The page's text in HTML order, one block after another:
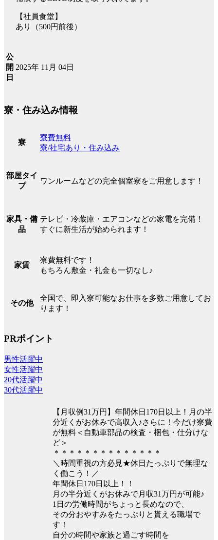
【社員食堂】
あり（500円前後）
公
開
日
2025年 11月 04日
寮・住み込み情報
寮
寮費無料
寮/社宅あり・住み込み
部屋タイ
プ
ワンルームなどの完全個室寮をご用意します！
家具・備
品
テレビ・冷蔵庫・エアコンなどの家電を完備！
すぐに新生活が始められます！
家賃
寮費無料です！
もちろん敷金・礼金も一切なし♪
その他
全国で、即入寮可能なお仕事を多数ご用意してお
ります！
PRポイント
男性活躍中
女性活躍中
20代活躍中
30代活躍中
【月収例31万円】年間休日170日以上！月の半
分近くがお休みで高収入♪さらに！今だけ寮費
が無料＜自動車部品の検査・梱包・仕分けな
ど＞
＊＊＊＊＊＊＊＊＊＊＊＊＊＊
＼時間重視の方必見★休日たっぷりで無理な
く働こう！／
年間休日170日以上！！
月の半分近くがお休みで月収31万円が可能♪
1日の労働時間がちょっと長めなので、
その分おやすみをたっぷりと貰える職場で
す！
自分の時間や家族と過ごす時間を